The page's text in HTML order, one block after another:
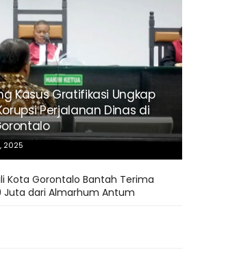
Kasus Gratifikasi Ungkap
Perjalanan Dinas di
2025
Kota Gorontalo Bantah Terima
Juta dari Almarhum Antum